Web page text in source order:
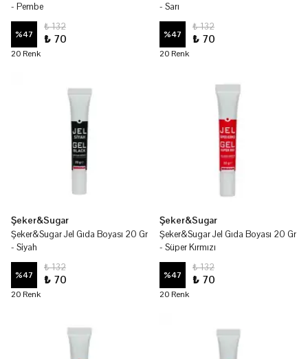
- Pembe
%47
₺ 132
₺ 70
20 Renk
- Sarı
%47
₺ 132
₺ 70
20 Renk
Şeker&Sugar
Şeker&Sugar Jel Gıda Boyası 20 Gr
- Siyah
%47
₺ 132
₺ 70
20 Renk
Şeker&Sugar
Şeker&Sugar Jel Gıda Boyası 20 Gr
- Süper Kırmızı
%47
₺ 132
₺ 70
20 Renk